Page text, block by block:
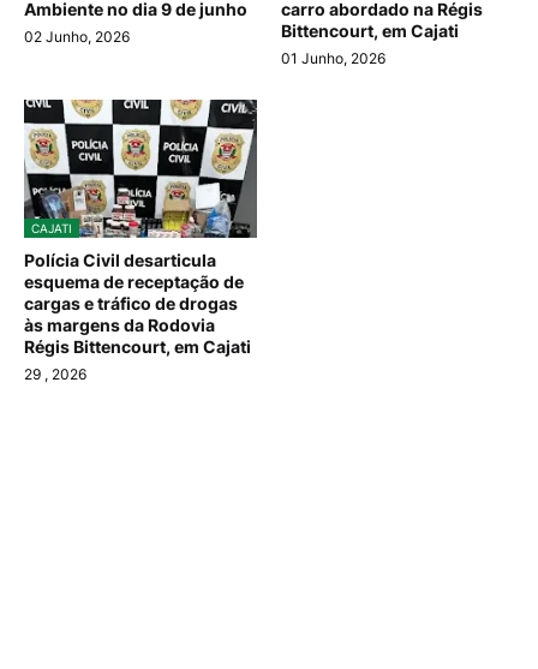
Ambiente no dia 9 de junho
02 Junho, 2026
carro abordado na Régis
Bittencourt, em Cajati
01 Junho, 2026
CAJATI
Polícia Civil desarticula
esquema de receptação de
cargas e tráfico de drogas
às margens da Rodovia
Régis Bittencourt, em Cajati
29 , 2026